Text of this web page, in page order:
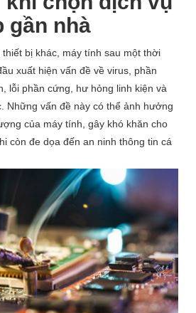
gần nhà
bị khác, máy tính sau một thời
xuất hiện vấn đề về virus, phần
lỗi phần cứng, hư hỏng linh kiện và
Những vấn đề này có thể ảnh hưởng
của máy tính, gây khó khăn cho
còn đe dọa đến an ninh thông tin cá